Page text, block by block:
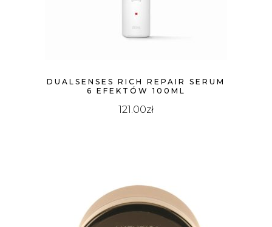
DUALSENSES RICH REPAIR SERUM
6 EFEKTÓW 100ML
121.00zł